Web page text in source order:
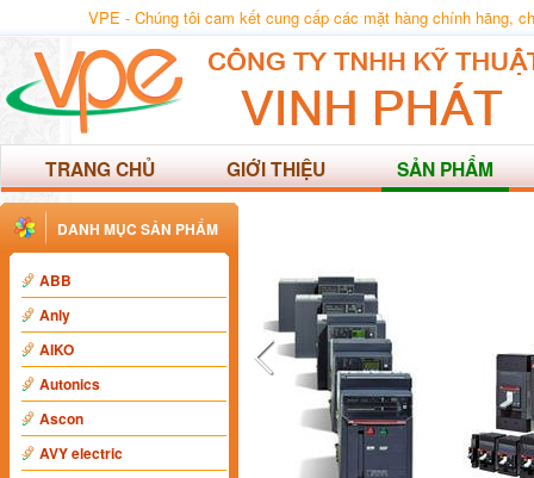
VPE - Chúng tôi cam kết cung cấp các mặt hàng chính hãng,
TRANG CHỦ GIỚI THIỆU SẢN PHẨM
DANH MỤC SẢN PHẨM
ABB
Anly
AIKO
Autonics
Ascon
AVY electric